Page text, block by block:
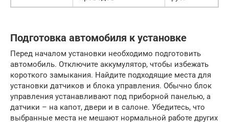
Подготовка автомобиля к установке
Перед началом установки необходимо подготовить
автомобиль. Отключите аккумулятор, чтобы избежать
короткого замыкания. Найдите подходящие места для
установки датчиков и блока управления. Обычно блок
управления устанавливают под приборной панелью, а
датчики – на капот, двери и в салоне. Убедитесь, что
выбранные места не мешают нормальной работе других